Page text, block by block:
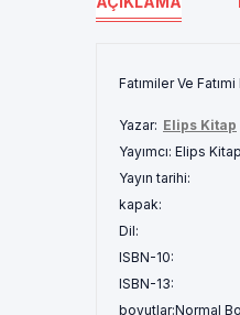
Fatımiler Ve
Yazar: Elips Kitap
Yayımcı: Elips Kitap
Yayın tarihi:
kapak:
Dil:
ISBN-10:
ISBN-13:
boyutlar:Normal